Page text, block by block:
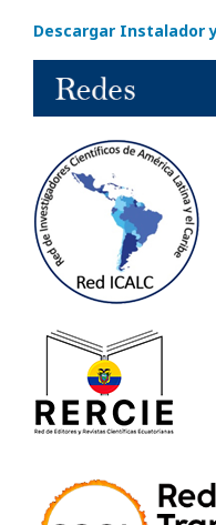
Descargar Instalador